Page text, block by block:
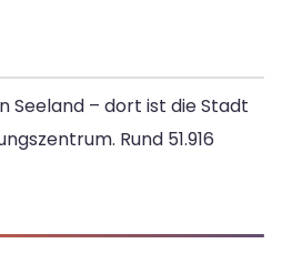
Seeland – dort ist die Stadt
Rund 51.916